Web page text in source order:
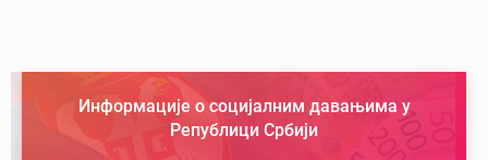
Информације о социјалним давањима у
Републици Србији